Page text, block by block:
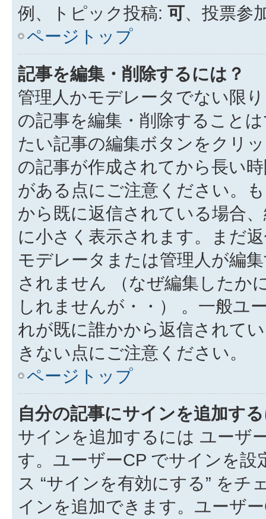
例、トピック投稿: 可、投票参
ページトップ
記事を編集・削除するには？
管理人かモデレータでない限
の記事を編集・削除すること
たい記事の編集ボタンをクリ
の記事が作成されてから長い
がある点にご注意ください。
から既に返信されている場合
に小さく表示されます。まだ
モデレータまたは管理人が編
されません （なぜ編集したか
しれませんが・・） 。一般ユ
れが既に誰かから返信されて
きない点にご注意ください。
ページトップ
自分の記事にサインを追加す
サインを追加するには ユーザ
す。ユーザーCP でサインを
ス “サインを有効にする” を
インを追加できます。ユーザ